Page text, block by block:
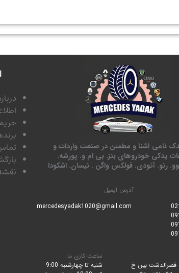
نامی آشنا و مطمئن در صنعت واردات و
یدکی خودروهای بنز. بی ام و. پورشه.
رنو. آئودی. فولکس واگن . نیسان. اشکودا
آدرس ایمیل
قصرالدشت بین خ
ساعت کاری ما
شنبه تا چهارشنبه 9:00